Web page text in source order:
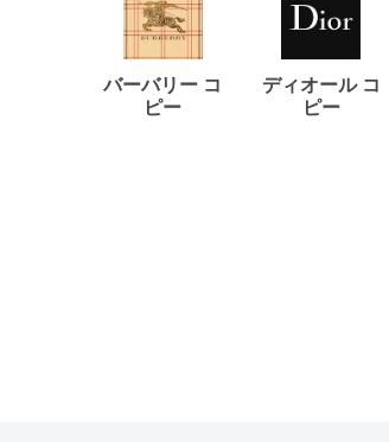
バーバリー コ
ピー
ディオール コ
ピー